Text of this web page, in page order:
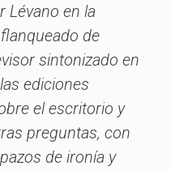
Lévano en la
de
sintonizado en
ediciones
el escritorio y
preguntas, con
de ironía y